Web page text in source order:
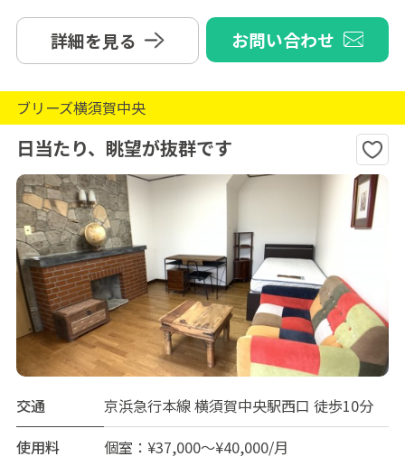
詳細を見る お問い合わせ
ブリーズ横須賀中央
日当たり、眺望が抜群です
交通
京浜急行本線 横須賀中央駅西口 徒歩10分
使用料
個室：¥37,000～¥40,000/月